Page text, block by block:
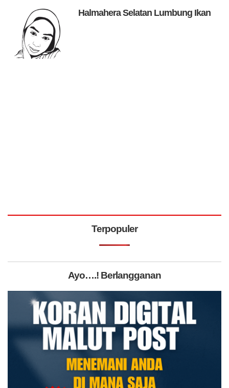
Halmahera Selatan Lumbung Ikan
Terpopuler
Ayo….! Berlangganan